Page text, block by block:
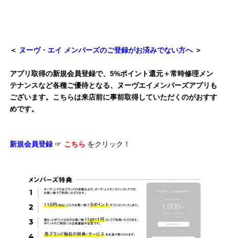
＜ ヌーヴ・エイ メンバーズのご登録がお済みでない方へ ＞
アプリ取得の新規会員登録で、5%ポイント還元＋常時修理メン
テナンスなど各種ご優待となる、ヌーヴエイメンバーズアプリも
ございます。こちらは来店前に事前取得していただくのがおすす
めです。
新規会員登録 ☞ こちら をクリック！